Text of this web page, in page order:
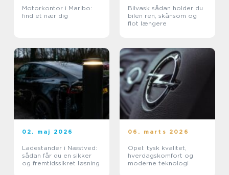
Motorkontor i Maribo:
find et nær dig
Bilvask sådan holder du
bilen ren, skånsom og
flot længere
02. maj 2026
Ladestander i Næstved:
sådan får du en sikker
og fremtidssikret løsning
06. marts 2026
Opel: tysk kvalitet,
hverdagskomfort og
moderne teknologi